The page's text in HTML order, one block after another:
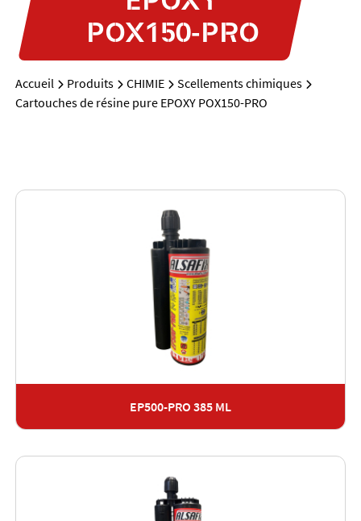
POX150-PRO
Accueil Produits CHIMIE
Scellements chimiques
Cartouches de résine pure EPOXY POX150-PRO
EP500-PRO 385 ML